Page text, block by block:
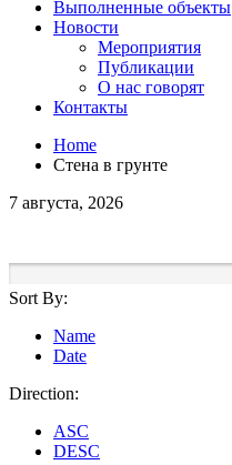
Выполненные объекты
Новости
Мероприятия
Публикации
О нас говорят
Контакты
Home
Стена в грунте
7 августа, 2026
Sort By:
Name
Date
Direction:
ASC
DESC